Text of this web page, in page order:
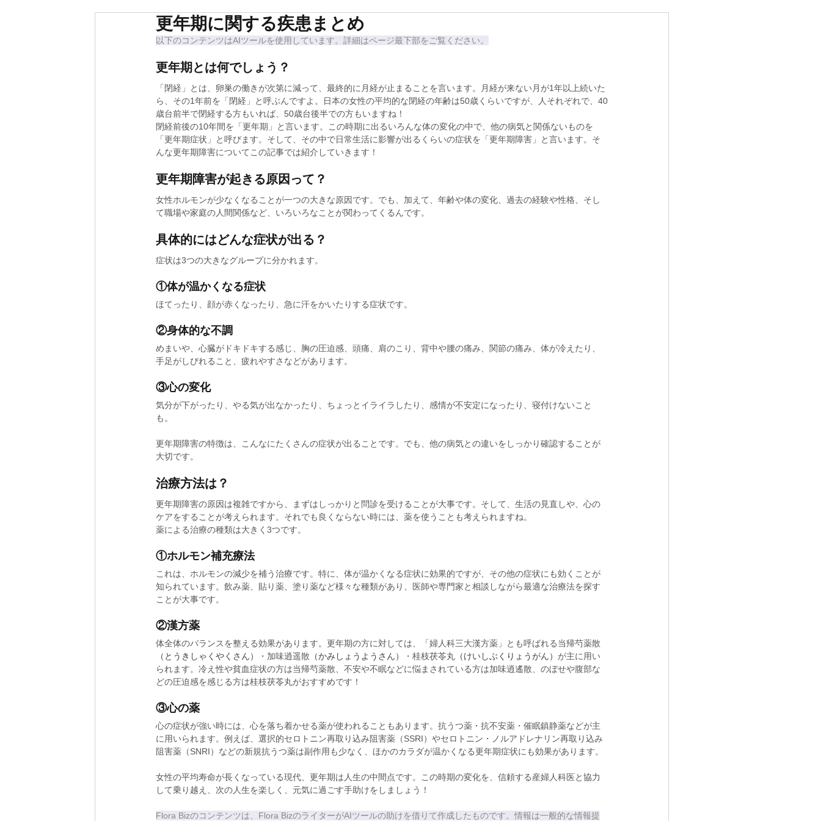
更年期に関する疾患まとめ
以下のコンテンツはAIツールを使用しています。詳細はページ最下部をご覧ください。
更年期とは何でしょう？
「閉経」とは、卵巣の働きが次第に減って、最終的に月経が止まることを言います。月経が来ない月が1年以上続いた
ら、その1年前を「閉経」と呼ぶんですよ。日本の女性の平均的な閉経の年齢は50歳くらいですが、人それぞれで、40
歳台前半で閉経する方もいれば、50歳台後半での方もいますね！
閉経前後の10年間を「更年期」と言います。この時期に出るいろんな体の変化の中で、他の病気と関係ないものを
「更年期症状」と呼びます。そして、その中で日常生活に影響が出るくらいの症状を「更年期障害」と言います。そ
んな更年期障害についてこの記事では紹介していきます！
更年期障害が起きる原因って？
女性ホルモンが少なくなることが一つの大きな原因です。でも、加えて、年齢や体の変化、過去の経験や性格、そし
て職場や家庭の人間関係など、いろいろなことが関わってくるんです。
具体的にはどんな症状が出る？
症状は3つの大きなグループに分かれます。
①体が温かくなる症状
ほてったり、顔が赤くなったり、急に汗をかいたりする症状です。
②身体的な不調
めまいや、心臓がドキドキする感じ、胸の圧迫感、頭痛、肩のこり、背中や腰の痛み、関節の痛み、体が冷えたり、
手足がしびれること、疲れやすさなどがあります。
③心の変化
気分が下がったり、やる気が出なかったり、ちょっとイライラしたり、感情が不安定になったり、寝付けないこと
も。
更年期障害の特徴は、こんなにたくさんの症状が出ることです。でも、他の病気との違いをしっかり確認することが
大切です。
治療方法は？
更年期障害の原因は複雑ですから、まずはしっかりと問診を受けることが大事です。そして、生活の見直しや、心の
ケアをすることが考えられます。それでも良くならない時には、薬を使うことも考えられますね。
薬による治療の種類は大きく3つです。
①ホルモン補充療法
これは、ホルモンの減少を補う治療です。特に、体が温かくなる症状に効果的ですが、その他の症状にも効くことが
知られています。飲み薬、貼り薬、塗り薬など様々な種類があり、医師や専門家と相談しながら最適な治療法を探す
ことが大事です。
②漢方薬
体全体のバランスを整える効果があります。更年期の方に対しては、「婦人科三大漢方薬」とも呼ばれる当帰芍薬散
（とうきしゃくやくさん）
・加味逍遥散 （かみしょうようさん） ・桂枝茯苓丸 （けいしぶくりょうがん） が主に用い
られます。冷え性や貧血症状の方は当帰芍薬散、不安や不眠などに悩まされている方は加味逍遙散、のぼせや腹部な
どの圧迫感を感じる方は桂枝茯苓丸がおすすめです！
③心の薬
心の症状が強い時には、心を落ち着かせる薬が使われることもあります。抗うつ薬・抗不安薬・催眠鎮静薬などが主
に用いられます。例えば、選択的セロトニン再取り込み阻害薬（SSRI）やセロトニン・ノルアドレナリン再取り込み
阻害薬（SNRI）などの新規抗うつ薬は副作用も少なく、ほかのカラダが温かくなる更年期症状にも効果があります。
女性の平均寿命が長くなっている現代、更年期は人生の中間点です。この時期の変化を、信頼する産婦人科医と協力
して乗り越え、次の人生を楽しく、元気に過ごす手助けをしましょう！
Flora Bizのコンテンツは、Flora BizのライターがAIツールの助けを借りて作成したものです。情報は一般的な情報提